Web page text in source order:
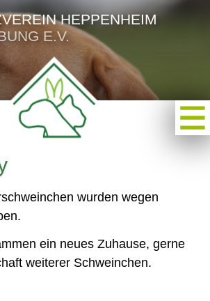
HEPPENHEIM
E.V.
wurden wegen
ein neues Zuhause, gerne
weiterer Schweinchen.